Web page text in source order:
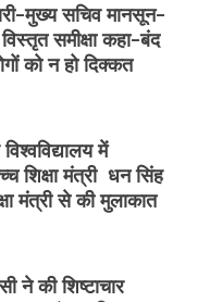
मुख्य सचिव मानसून-
समीक्षा कहा-बंद
को न हो दिक्कत
में
शिक्षा मंत्री धन सिंह
मंत्री से की मुलाकात
ने की शिष्टाचार